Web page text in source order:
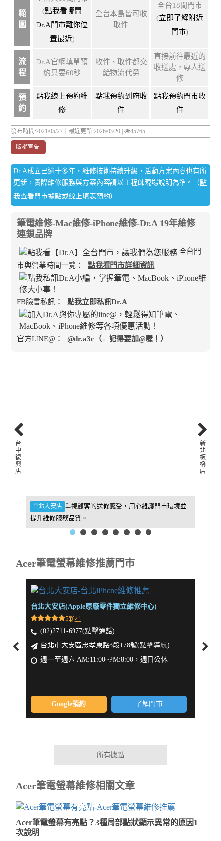
範
圍
(點我看哪間
Dr.A門市離你位
置最近)
全台本島皆可收
取件
全台18間門市
(立即了解附近
門市)
流
程
Dr.A官網填單預
約只要60秒
收件、取件都交
給物流代勞
直接前往最近的
收送處，專人送
修
預
約
點我線上預約維
修
點我預約到府收
件
點我預約門市收
件
發布時間:2021/05/27｜最近更新:2026/03/20 | 45765
版權宣告
Dr.A成立已逾十多年，維修技術持續升級，活動方案內容也有所
更新，實際維修服務與方案內容請以工程師現場說明為準。（點
我查看門市據點或線上填表預約）
筆電維修-Mac維修-iPhone維修-Dr.A 19年維修
連鎖品牌
全台門
市與營業時間一覽：
點我看門市詳細資訊
FB臉書私訊： 點我立即私訊Dr.A
官方LINE@： @dr.a3c（←記得要加@喔！）
台北大安店 重視顧客的送修感受，用心維護門市環境並
提升維修服務品質。
新
北
板
橋
店
台
中
復
興
店
Acer筆電螢幕維修推薦門市
台北大安店(Apple原廠零件獨立維修中心)
5顆星
(02)2711-6977(點擊通話)
台北市大安區忠孝東路3段178號(點擊導航)
週一至週六 AM:11:00~PM:8:00，週日公休
Google預約 了解門市
所有據點
Acer筆電螢幕維修相關文章
Acer筆電螢幕有亮點？3種局部點狀顯示異常的原因1
次說明